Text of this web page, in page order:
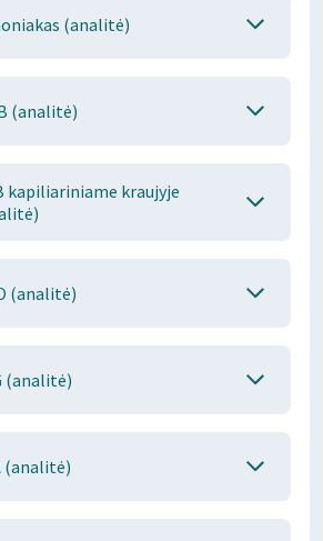
(analitė)
(analitė)
kapiliariniame kraujyje
(analitė)
(analitė)
(analitė)